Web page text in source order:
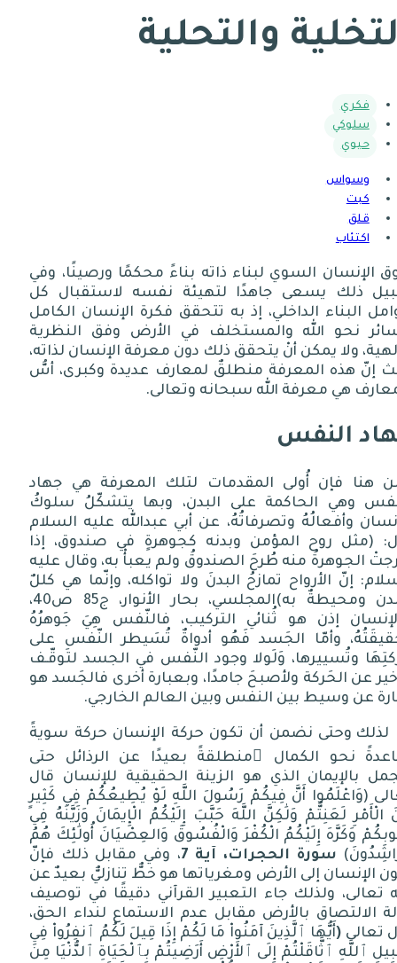
والتحلية
فكري
سلوكي
حيوي
وسواس
كبت
قلق
اكتئاب
الإنسان السوي لبناء ذاته بناءً محكمًا ورصينًا، وفي
ذلك يسعى جاهدًا لتهيئة نفسه لاستقبال كل
البناء الداخلي، إذ به تتحقق فكرة الإنسان الكامل
نحو الله والمستخلف في الأرض وفق النظرية
ولا يمكن أنْ يتحقق ذلك دون معرفة الإنسان لذاته،
إنّ هذه المعرفة منطلقٌ لمعارف عديدة وكبرى، أسُّ
هي معرفة الله سبحانه وتعالى.
النفس
هنا فإن أُولى المقدمات لتلك المعرفة هي
جهاد
وهي الحاكمة على البدن، وبها يتشكّلُ
سلوكُ
وأفعالُهُ وتصرفاتُهُ، عن أبي عبدالله عليه السلام
: (مثل روح المؤمن وبدنه كجوهرةٍ في صندوق،
إذا
الجوهرةُ منه طُرحَ الصندوقُ ولم يعبأْ به، وقال عليه
: إنّ الأرواح تمازحُ البدنَ ولا تواكله، وإنّما هي كللٌ
ومحيطةٌ به)المجلسي، بحار الأنوار، ج85 ص40،
إذن هو ثُنائي التركيب، فالنّفس هِيَ
جَوهرُهُ
وأمّا الجَسد فَهُو أدواةٌ تُسَيطر النّفس
على
وتُسييرها، وَلَولا وجود النّفس في الجسد لتَوقّـف
عن الحَركة ولأصبحَ جامدًا، وبعبارة أخرى فالجَسد هو
عن وسيط بين النفس وبين العالم الخارجي.
لذلك وحتى نضمن أن تكون حركة الإنسان حركة سويةً
نحو الكمال ِمنطلقةً بعيدًا عن الرذائل حتى
بالإيمان الذي هو الزينة الحقيقية للإنسان قال
(وَاعْلَمُوا أَنَّ فِيكُمْ رَسُولَ اللَّهِ لَوْ يُطِيعُكُمْ فِي كَثِيرٍ
الْأَمْرِ لَعَنِتُّمْ وَلَٰكِنَّ اللَّهَ حَبَّبَ إِلَيْكُمُ الْإِيمَانَ وَزَيَّنَهُ فِي
وَكَرَّهَ إِلَيْكُمُ الْكُفْرَ وَالْفُسُوقَ وَالعِصْيَانَ أُولَٰئِكَ هُمُ
) سورة الحجرات، آية
، وفي مقابل ذلك فإنّ
الإنسان إلى الأرض ومغرياتها هو خطٌّ تنازليٌّ بعيدٌ عن
تعالى، ولذلك جاء التعبير القرآني دقيقًا في توصيف
الالتصاق بالأرض مقابل عدم الاستماع لنداء الحق،
تعالى (أَيُّهَا ٱلَّذِينَ آمَنُواْ مَا لَكُمْ إِذَا قِيلَ لَكُمُ ٱنفِرُواْ فِي
ٱللَّهِ ٱثَّاقَلْتُمْ إِلَى ٱلأَرْضِ أَرَضِيتُمْ بِٱلْحَيَاةِ ٱلدُّنْيَا مِنَ